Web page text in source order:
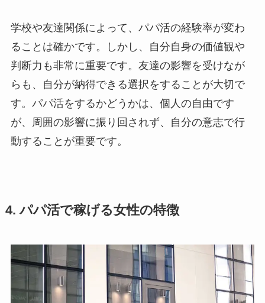
学校や友達関係によって、パパ活の経験率が変わ
ることは確かです。しかし、自分自身の価値観や
判断力も非常に重要です。友達の影響を受けなが
らも、自分が納得できる選択をすることが大切で
す。パパ活をするかどうかは、個人の自由です
が、周囲の影響に振り回されず、自分の意志で行
動することが重要です。
4. パパ活で稼げる女性の特徴